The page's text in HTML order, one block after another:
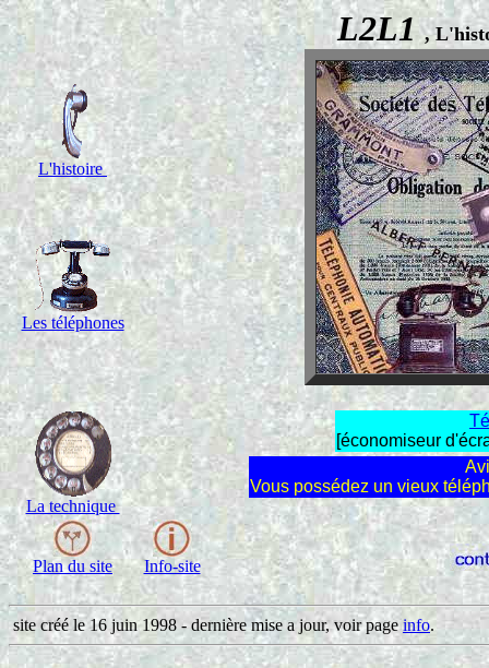
L'histoire
Les téléphones
L2L1 ,
La technique
[économiseur
Vous possédez un vieux
Plan du site Info-site
site créé le 16 juin 1998 - dernière mise a jour, voir pageinfo.